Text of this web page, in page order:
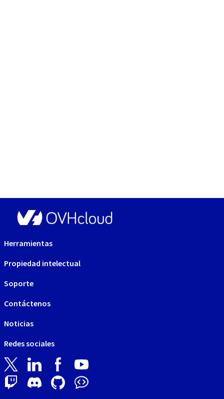
Herramientas
Propiedad intelectual
Soporte
Contáctenos
Noticias
Redes sociales